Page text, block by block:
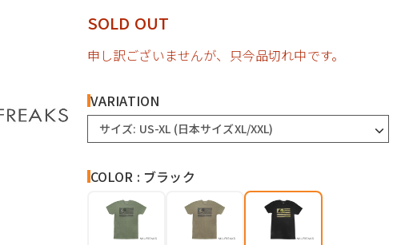
SOLD OUT
申し訳ございませんが、只今品切れ中です。
VARIATION
サイズ: US-XL (日本サイズXL/XXL)
COLOR : ブラック